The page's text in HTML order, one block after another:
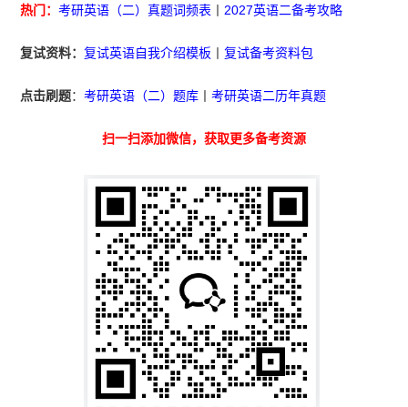
热门：考研英语（二）真题词频表 2027英语二备考攻略
复试资料：复试英语自我介绍模板 丨复试备考资料包
点击刷题：考研英语（二）题库 丨考研英语二历年真题
扫一扫添加微信，获取更多备考资源